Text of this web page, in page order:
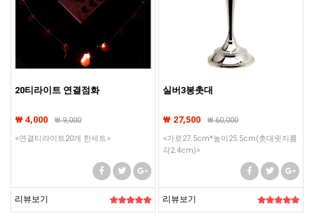
20티라이트 연결점화
₩ 4,000 ₩9,000
<연결티라이트20개 한세트>
리뷰보기
실버3봉촛대
₩ 27,500 ₩60,000
<가로27.5cm*높이25.5cm(촛대윗지름
각2.4cm)>
리뷰보기